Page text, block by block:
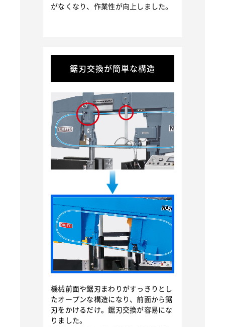
がなくなり、作業性が向上しました。
鋸刃交換が簡単な構造
機械前面や鋸刃まわりがすっきりとし
たオープンな構造になり、前面から鋸
刃をかけるだけ。鋸刃交換が容易にな
りました。